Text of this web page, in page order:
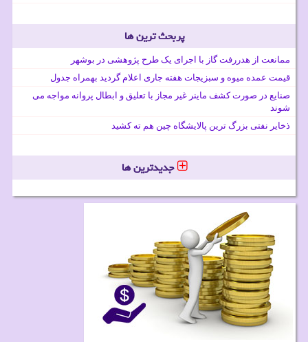
پربحث ترین ها
ممانعت از هدررفت گاز با اجرای یک طرح پژوهشی در بوشهر
قیمت عمده میوه و سبزیجات هفته جاری اعلام گردید بهمراه جدول
صنایع در صورت کشف ماینر غیر مجاز با تعلیق و ابطال پروانه مواجه می
شوند
ذخایر نفتی بزرگ ترین پالایشگاه چین هم ته کشید
جدیدترین ها